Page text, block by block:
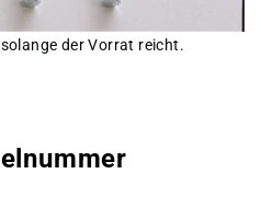
der Vorrat reicht.